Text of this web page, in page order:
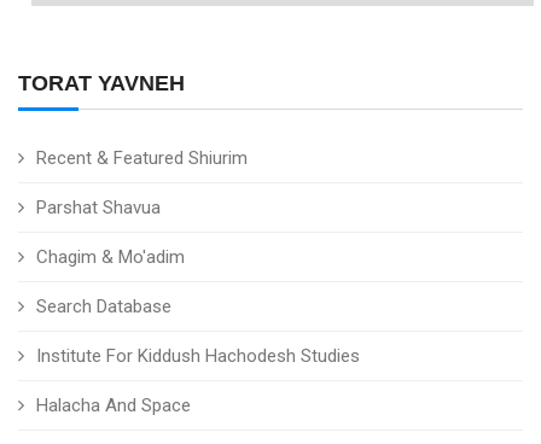
TORAT YAVNEH
Recent & Featured Shiurim
Parshat Shavua
Chagim & Mo'adim
Search Database
Institute For Kiddush Hachodesh Studies
Halacha And Space